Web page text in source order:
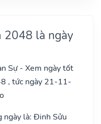
2048 là ngày
Sự - Xem ngày tốt
, tức ngày 21-11-
ngày là: Đinh Sửu